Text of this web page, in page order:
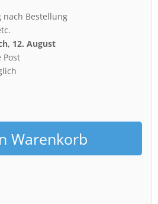
nach Bestellung
12. August
Post
Warenkorb